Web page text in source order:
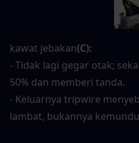
kawat jebakan(C):
- Tidak lagi gegar otak;
50% dan memberi tanda.
- Keluarnya tripwire
lambat, bukannya